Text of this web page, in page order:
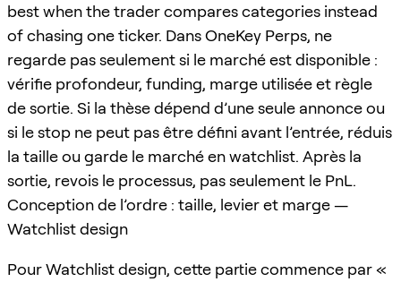
best when the trader compares categories instead
of chasing one ticker. Dans OneKey Perps, ne
regarde pas seulement si le marché est disponible :
vérifie profondeur, funding, marge utilisée et règle
de sortie. Si la thèse dépend d’une seule annonce ou
si le stop ne peut pas être défini avant l’entrée, réduis
la taille ou garde le marché en watchlist. Après la
sortie, revois le processus, pas seulement le PnL.
Conception de l’ordre : taille, levier et marge —
Watchlist design
Pour Watchlist design, cette partie commence par «